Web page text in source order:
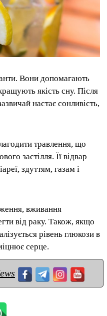
Вони допомагають
якість сну. Після
настає сонливість,
травлення, що
застілля. Її відвар
здуттям, газам і
вживання
від раку. Також, якщо
рівень глюкози в
серце.